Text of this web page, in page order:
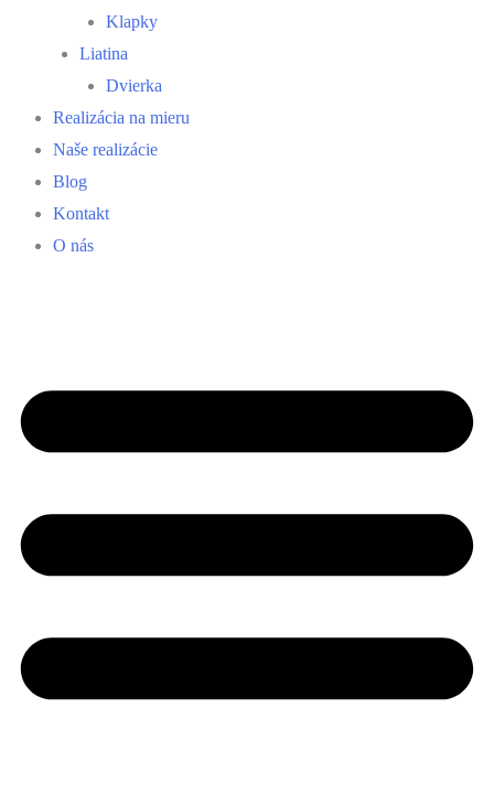
Klapky
Liatina
Dvierka
Realizácia na mieru
Naše realizácie
Blog
Kontakt
O nás